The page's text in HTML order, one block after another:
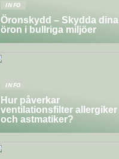
INFO
Öronskydd – Skydda dina
öron i bullriga miljöer
INFO
Hur påverkar
ventilationsfilter allergiker
och astmatiker?